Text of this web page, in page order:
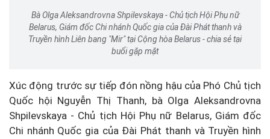
Bà Olga Aleksandrovna Shpilevskaya - Chủ tịch Hội Phụ nữ
Belarus, Giám đốc Chi nhánh Quốc gia của Đài Phát thanh và
Truyền hình Liên bang "Mir" tại Cộng hòa Belarus - chia sẻ tại
buổi gặp mặt
Xúc động trước sự tiếp đón nồng hậu của Phó Chủ tịch
Quốc hội Nguyễn Thị Thanh, bà Olga Aleksandrovna
Shpilevskaya - Chủ tịch Hội Phụ nữ Belarus, Giám đốc
Chi nhánh Quốc gia của Đài Phát thanh và Truyền hình